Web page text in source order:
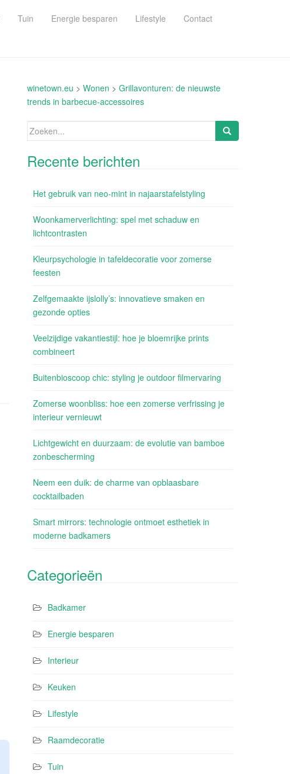
Tuin Energie besparen Lifestyle Contact
winetown.eu > Wonen > Grillavonturen: de nieuwste
trends in barbecue-accessoires
Zoeken
Recente berichten
Het gebruik van neo-mint in najaarstafelstyling
Woonkamerverlichting: spel met schaduw en
lichtcontrasten
Kleurpsychologie in tafeldecoratie voor zomerse
feesten
Zelfgemaakte ijslolly’s: innovatieve smaken en
gezonde opties
Veelzijdige vakantiestijl: hoe je bloemrijke prints
combineert
Buitenbioscoop chic: styling je outdoor filmervaring
Zomerse woonbliss: hoe een zomerse verfrissing je
interieur vernieuwt
Lichtgewicht en duurzaam: de evolutie van bamboe
zonbescherming
Neem een duik: de charme van opblaasbare
cocktailbaden
Smart mirrors: technologie ontmoet esthetiek in
moderne badkamers
Categorieën
Badkamer
Energie besparen
Interieur
Keuken
Lifestyle
Raamdecoratie
Tuin